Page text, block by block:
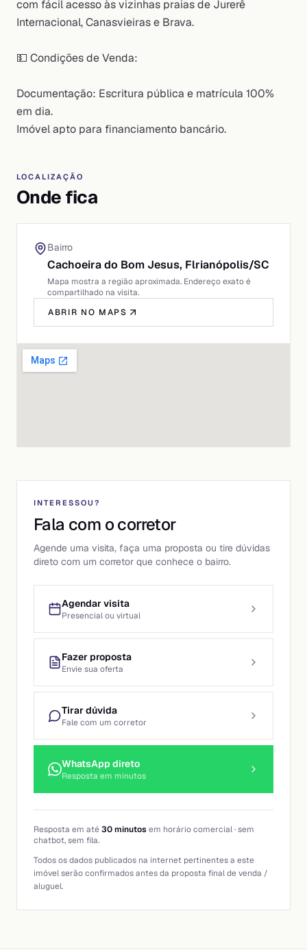
com fácil acesso às vizinhas praias de Jurerê
Internacional, Canasvieiras e Brava.
💵 Condições de Venda:
Documentação: Escritura pública e matrícula 100%
em dia.
Imóvel apto para financiamento bancário.
LOCALIZAÇÃO
Onde fica
Bairro
Cachoeira do Bom Jesus, Flrianópolis/SC
Mapa mostra a região aproximada. Endereço exato é
compartilhado na visita.
ABRIR NO MAPS
INTERESSOU?
Fala com o corretor
Agende uma visita, faça uma proposta ou tire dúvidas
direto com um corretor que conhece o bairro.
Agendar visita
Presencial ou virtual
Fazer proposta
Envie sua oferta
Tirar dúvida
Fale com um corretor
WhatsApp direto
Resposta em minutos
Resposta em até30 minutos em horário comercial · sem
chatbot, sem fila.
Todos os dados publicados na internet pertinentes a este
imóvel serão confirmados antes da proposta final de venda /
aluguel.